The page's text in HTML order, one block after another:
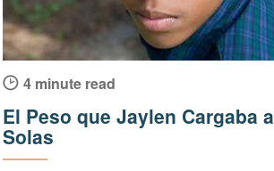
4 minute read
El Peso que Jaylen Cargaba a
Solas